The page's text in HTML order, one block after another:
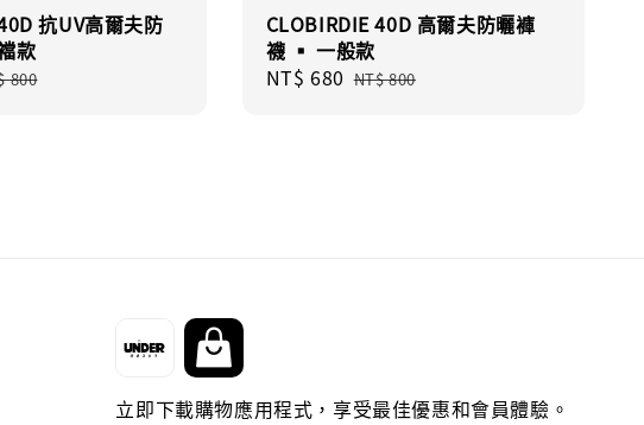
抗UV高爾夫防
款
800
CLOBIRDIE 40D 高爾夫防曬褲
襪 ▪︎ 一般款
Sale
NT$ 680 Regular
NT$ 800
立即下載購物應用程式，享受最佳優惠和會員體驗。